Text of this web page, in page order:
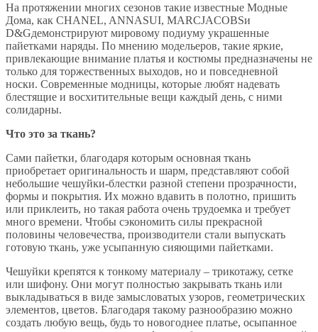
На протяжении многих сезонов такие известные Модные
Дома, как CHANEL, ANNASUI, MARCJACOBSи
D&Gдемонстрируют мировому подиуму украшенные
пайетками наряды. По мнению модельеров, такие яркие,
привлекающие внимание платья и костюмы предназначены не
только для торжественных выходов, но и повседневной
носки. Современные модницы, которые любят надевать
блестящие и восхитительные вещи каждый день, с ними
солидарны.
Что это за ткань?
Сами пайетки, благодаря которым основная ткань
приобретает оригинальность и шарм, представляют собой
небольшие чешуйки-блестки разной степени прозрачности,
формы и покрытия. Их можно вдавить в полотно, пришить
или приклеить, но такая работа очень трудоемка и требует
много времени. Чтобы сэкономить силы прекрасной
половины человечества, производители стали выпускать
готовую ткань, уже усыпанную сияющими пайетками.
Чешуйки крепятся к тонкому материалу – трикотажу, сетке
или шифону. Они могут полностью закрывать ткань или
выкладываться в виде замысловатых узоров, геометрических
элементов, цветов. Благодаря такому разнообразию можно
создать любую вещь, будь то новогоднее платье, осыпанное